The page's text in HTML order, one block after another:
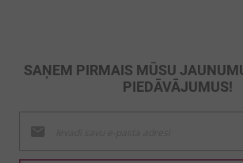
SAŅEM PIRMAIS MŪSU
PIEDĀVĀJUMUS!
jaunumu
saņemšanai: